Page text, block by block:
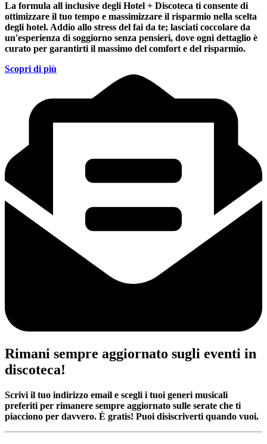
La formula all inclusive degli Hotel + Discoteca ti consente di
ottimizzare il tuo tempo e massimizzare il risparmio nella scelta
degli hotel. Addio allo stress del fai da te; lasciati coccolare da
un'esperienza di soggiorno senza pensieri, dove ogni dettaglio è
curato per garantirti il massimo del comfort e del risparmio.
Scopri di più
Rimani sempre aggiornato sugli eventi in
discoteca!
Scrivi il tuo indirizzo email e scegli i tuoi generi musicali
preferiti per rimanere sempre aggiornato sulle serate che ti
piacciono per davvero. È gratis! Puoi disiscriverti quando vuoi.